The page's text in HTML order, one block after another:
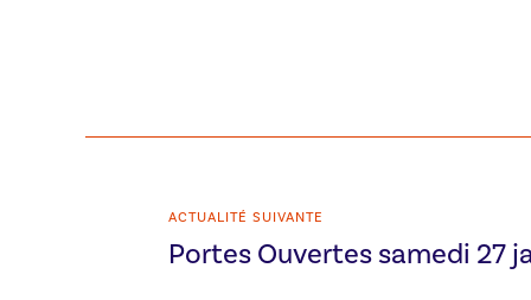
ACTUALITÉ SUIVANTE
Portes Ouvertes samedi 27